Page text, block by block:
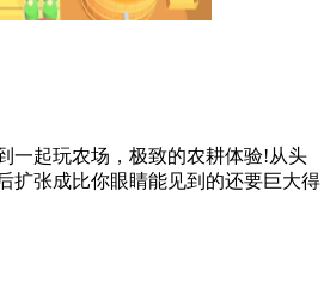
一起玩农场，极致的农耕体验!从头
扩张成比你眼睛能见到的还要巨大得